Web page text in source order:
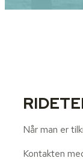
Når man er
Kontakten